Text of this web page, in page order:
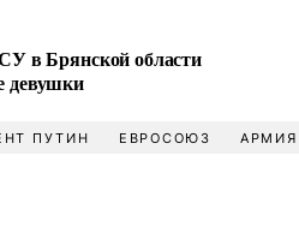
в Брянской области
девушки
ПУТИН ЕВРОСОЮЗ